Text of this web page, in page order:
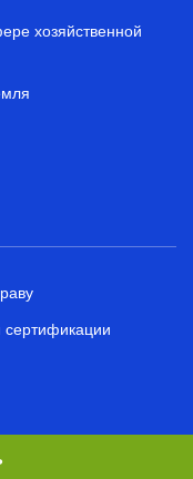
хозяйственной
сертификации